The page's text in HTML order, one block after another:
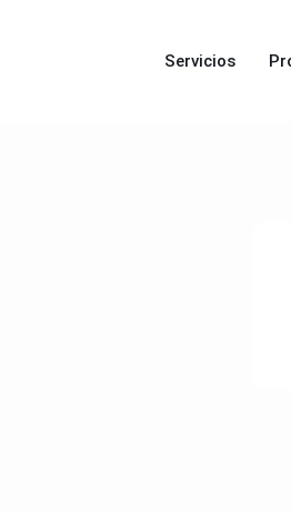
Servicios